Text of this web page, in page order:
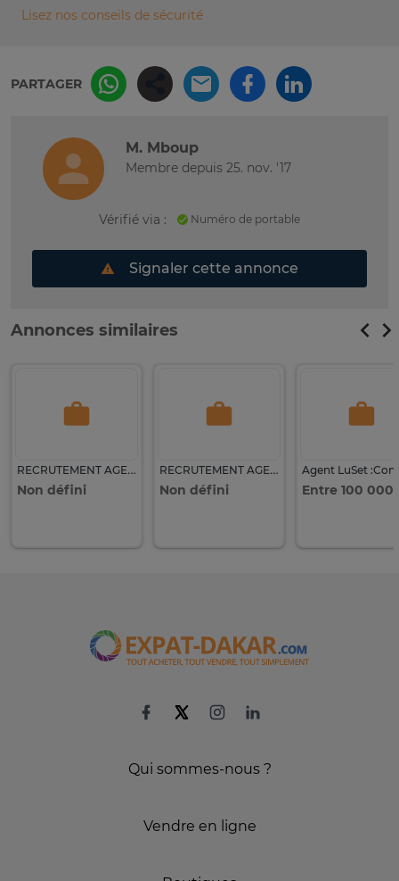
Lisez nos conseils de sécurité
PARTAGER
M. Mboup
Membre depuis 25. nov. '17
Vérifié via : Numéro de portable
Signaler cette annonce
Annonces similaires
RECRUTEMENT AGENT EN MARKETING DIGITAL
Non défini
RECRUTEMENT AGENT DE TERRAIN EXPÉRIMENTÉ
Non défini
Qui sommes-nous ?
Vendre en ligne